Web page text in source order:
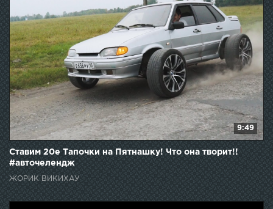
9:49
Ставим 20е Тапочки на Пятнашку! Что она творит!!
#авточелендж
ЖОРИК ВИКИХАУ